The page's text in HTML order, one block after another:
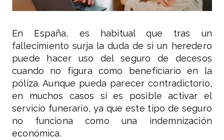
En España, es habitual que tras un
fallecimiento surja la duda de si un heredero
puede hacer uso del seguro de decesos
cuando no figura como beneficiario en la
póliza. Aunque pueda parecer contradictorio,
en muchos casos sí es posible activar el
servicio funerario, ya que este tipo de seguro
no funciona como una indemnización
económica.